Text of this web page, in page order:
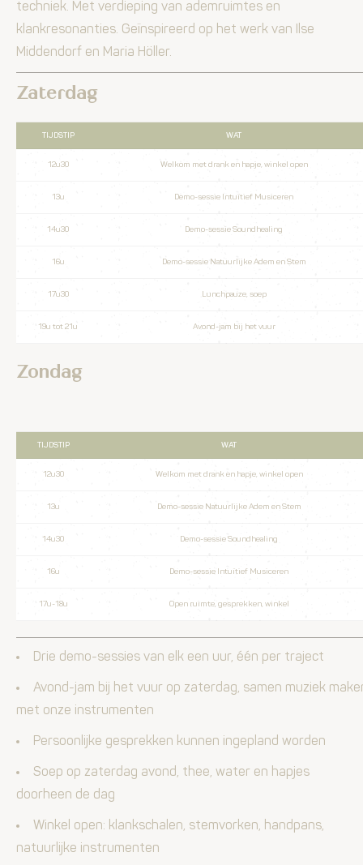
techniek. Met verdieping van ademruimtes en
klankresonanties. Geïnspireerd op het werk van Ilse
Middendorf en Maria Höller.
Zaterdag
TIJDSTIP WAT
12u30 Welkom met drank en hapje, winkel open
13u Demo-sessie Intuïtief Musiceren
14u30 Demo-sessie Soundhealing
16u Demo-sessie Natuurlijke Adem en Stem
17u30 Lunchpauze, soep
19u tot 21u Avond-jam bij het vuur
Zondag
TIJDSTIP WAT
12u30 Welkom met drank en hapje, winkel open
13u Demo-sessie Natuurlijke Adem en Stem
14u30 Demo-sessie Soundhealing
16u Demo-sessie Intuïtief Musiceren
17u-18u Open ruimte, gesprekken, winkel
Drie demo-sessies van elk een uur, één per traject
Avond-jam bij het vuur op zaterdag, samen muziek
met onze instrumenten
Persoonlijke gesprekken kunnen ingepland worden
Soep op zaterdag avond, thee, water en hapjes
doorheen de dag
Winkel open: klankschalen, stemvorken, handpans,
natuurlijke instrumenten